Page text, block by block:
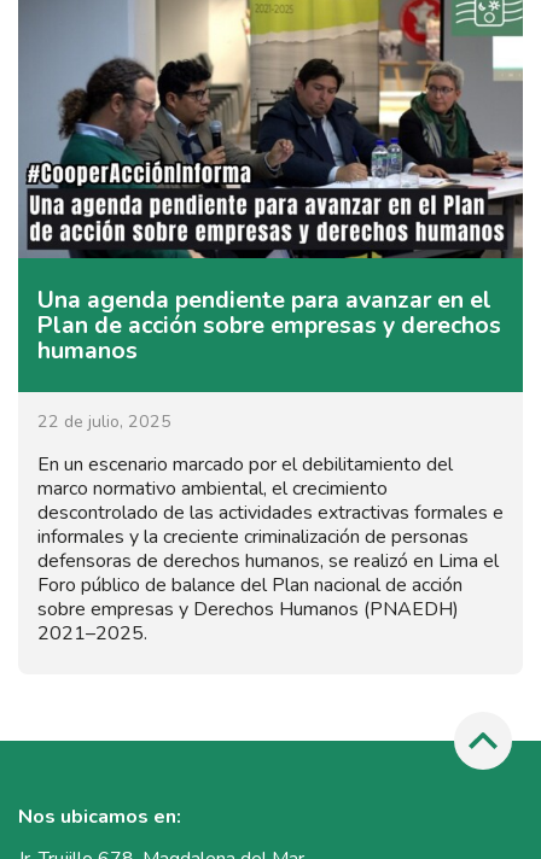
Una agenda pendiente para avanzar en el
Plan de acción sobre empresas y derechos
humanos
22 de julio, 2025
En un escenario marcado por el debilitamiento del
marco normativo ambiental, el crecimiento
descontrolado de las actividades extractivas formales e
informales y la creciente criminalización de personas
defensoras de derechos humanos, se realizó en Lima el
Foro público de balance del Plan nacional de acción
sobre empresas y Derechos Humanos (PNAEDH)
2021–2025.
Nos ubicamos en: